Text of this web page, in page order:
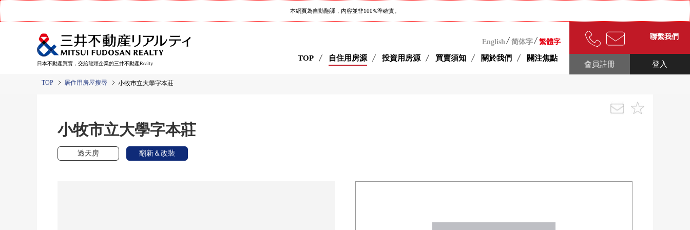
本網頁為自動翻譯，內容並非100%準確實。
日本不動產買賣，交給龍頭企業的三井不動產Realty
English 简体字 繁體字
TOP 自住用房源 投資用房源 買賣須知 關於我們 關注焦點
聯繫我們
登入
會員註冊
TOP 居住用房屋搜尋 小牧市立大學字本莊
小牧市立大學字本莊
透天房 翻新＆改裝